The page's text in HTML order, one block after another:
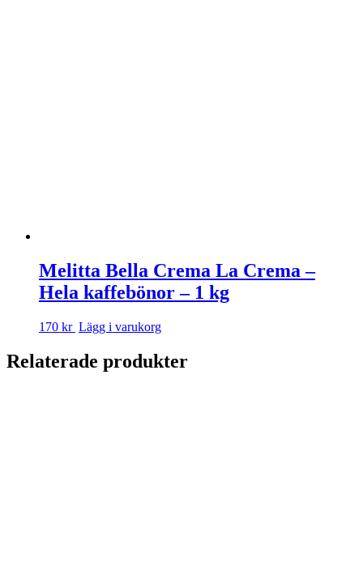
Melitta Bella Crema La Crema –
Hela kaffebönor – 1 kg
170 kr Lägg i varukorg
Relaterade produkter